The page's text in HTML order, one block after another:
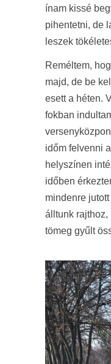
ínam kissé
pihentetni, de
leszek
Reméltem,
majd, de be
esett a héten.
fokban
időm felvenni
helyszínen
időben
mindenre
álltunk rajthoz,
tömeg gyűlt